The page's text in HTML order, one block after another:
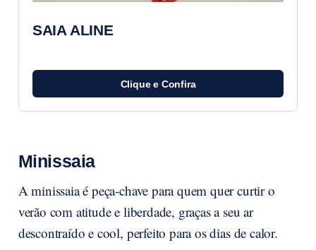
SAIA ALINE
Clique e Confira
Minissaia
A minissaia é peça-chave para quem quer curtir o
verão com atitude e liberdade, graças a seu ar
descontraído e cool, perfeito para os dias de calor.